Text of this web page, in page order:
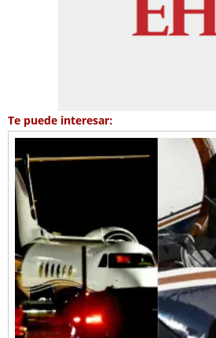
Te puede interesar: